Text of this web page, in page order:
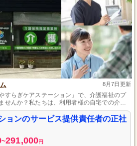
8月7日更新
すらぎケアステーション」で、介護福祉のプ
せんか？私たちは、利用者様の自宅での介護
生活をサポートしています。今回、サービス
募集します。介護福祉士や実務者研修の資格
供責任者の経験がある方は大歓迎です。充実
社会に貢献できる環境で働きましょう。
ョンのサービス提供責任者の正社
~291,000円